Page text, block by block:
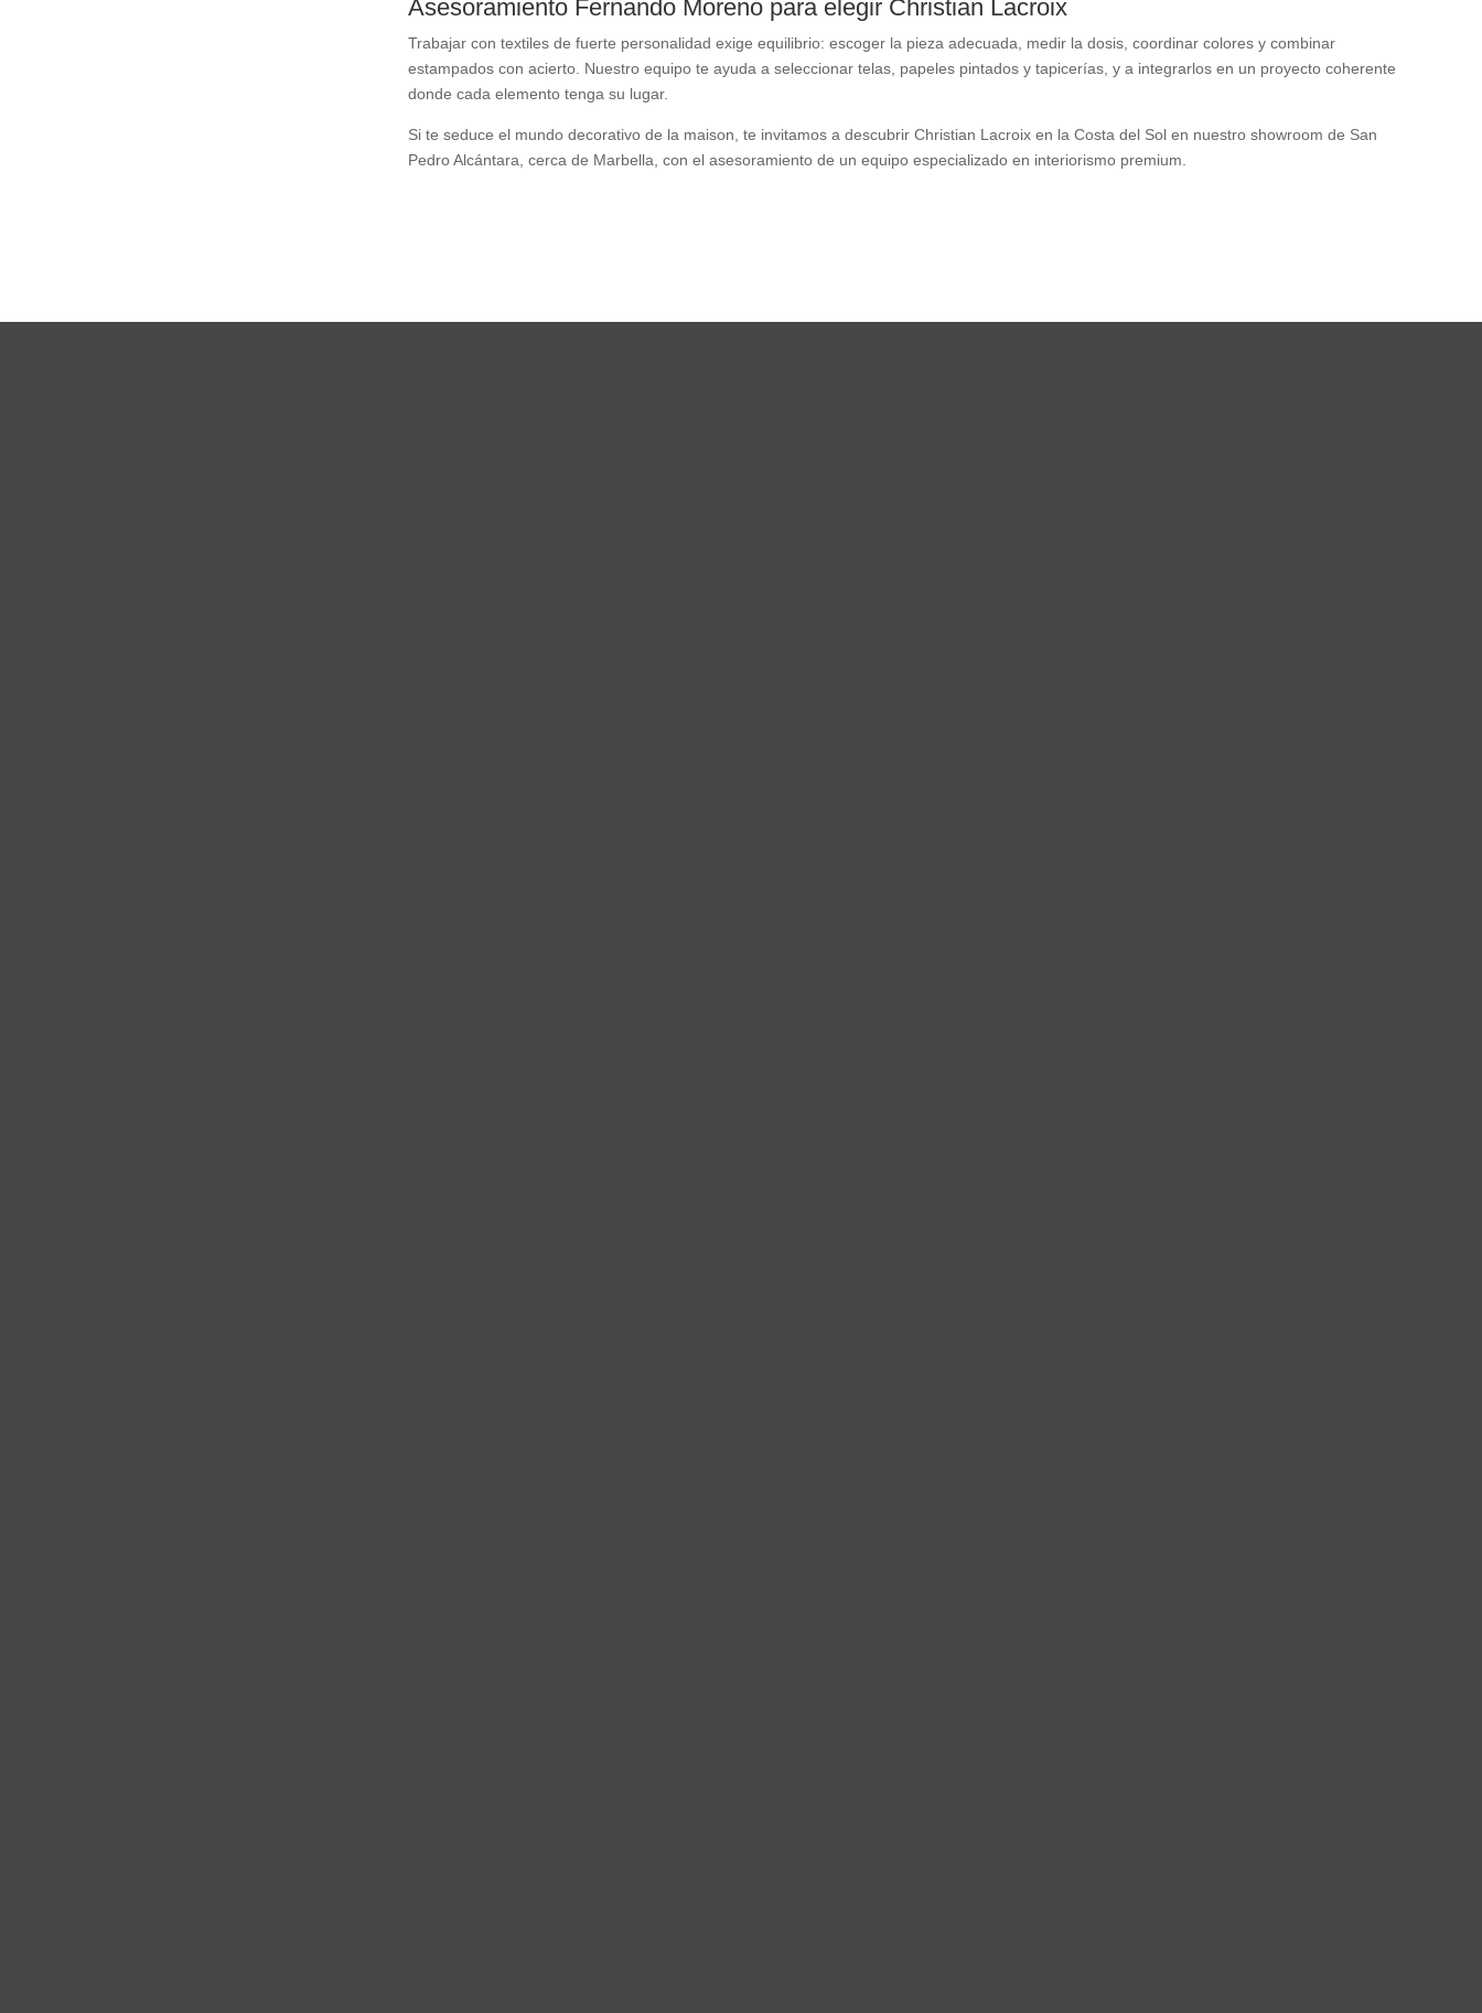
Asesoramiento Fernando Moreno para elegir Christian Lacroix
Trabajar con textiles de fuerte personalidad exige equilibrio: escoger la pieza adecuada, medir la dosis, coordinar colores y combinar
estampados con acierto. Nuestro equipo te ayuda a seleccionar telas, papeles pintados y tapicerías, y a integrarlos en un proyecto coherente
donde cada elemento tenga su lugar.
Si te seduce el mundo decorativo de la maison, te invitamos a descubrir Christian Lacroix en la Costa del Sol en nuestro showroom de San
Pedro Alcántara, cerca de Marbella, con el asesoramiento de un equipo especializado en interiorismo premium.